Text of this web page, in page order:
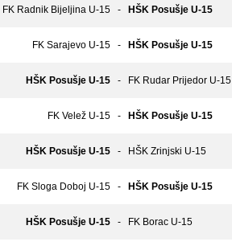
FK Radnik Bijeljina U-15 - HŠK Posušje U-15
FK Sarajevo U-15 - HŠK Posušje U-15
HŠK Posušje U-15 - FK Rudar Prijedor U-15
FK Velež U-15 - HŠK Posušje U-15
HŠK Posušje U-15 - HŠK Zrinjski U-15
FK Sloga Doboj U-15 - HŠK Posušje U-15
HŠK Posušje U-15 - FK Borac U-15